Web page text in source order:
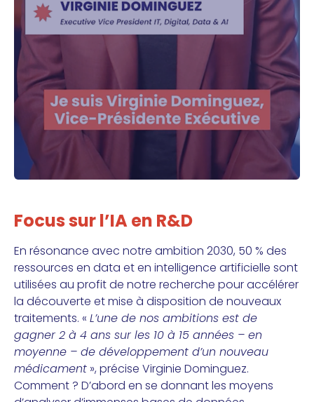
Focus sur l’IA en R&D
En résonance avec notre ambition 2030, 50 % des
ressources en data et en intelligence artificielle sont
utilisées au profit de notre recherche pour accélérer
la découverte et mise à disposition de nouveaux
traitements. « L’une de nos ambitions est de
gagner 2 à 4 ans sur les 10 à 15 années – en
moyenne – de développement d’un nouveau
médicament », précise Virginie Dominguez.
Comment ? D’abord en se donnant les moyens